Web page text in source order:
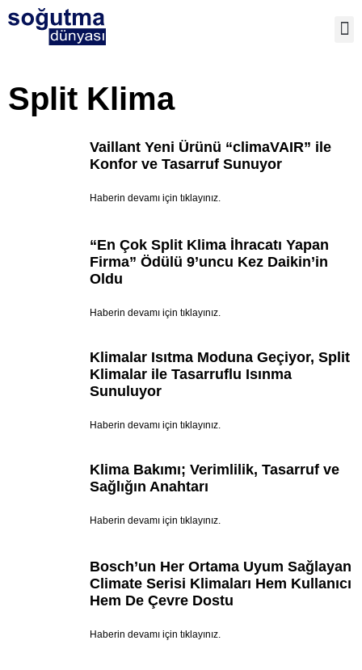
Split Klima
Vaillant Yeni Ürünü “climaVAIR” ile
Konfor ve Tasarruf Sunuyor
Haberin devamı için tıklayınız.
“En Çok Split Klima İhracatı Yapan
Firma” Ödülü 9’uncu Kez Daikin’in
Oldu
Haberin devamı için tıklayınız.
Klimalar Isıtma Moduna Geçiyor, Split
Klimalar ile Tasarruflu Isınma
Sunuluyor
Haberin devamı için tıklayınız.
Klima Bakımı; Verimlilik, Tasarruf ve
Sağlığın Anahtarı
Haberin devamı için tıklayınız.
Bosch’un Her Ortama Uyum Sağlayan
Climate Serisi Klimaları Hem Kullanıcı
Hem De Çevre Dostu
Haberin devamı için tıklayınız.